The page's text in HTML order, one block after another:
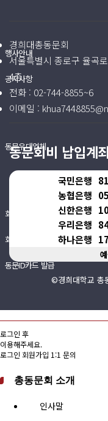
행사안내
공지사항
동문우대업체
회비 안내
회비납부 현황
동문ID카드 발급
경희대총동문회
서울특별시 종로구 율곡
4층
전화 : 02-744-8855~6
이메일 :
동문회비 납입계
국민은행
농협은행
신한은행
우리은행
하나은행
©경희대학교
로그인 후
이용해주세요.
로그인 회원가입 1:1 문의
총동문회 소개
인사말